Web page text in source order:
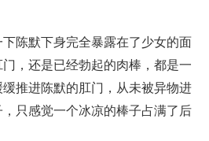
陈默下身完全暴露在了少女的面
，还是已经勃起的肉棒，都是一
推进陈默的肛门，从未被异物进
只感觉一个冰凉的棒子占满了后